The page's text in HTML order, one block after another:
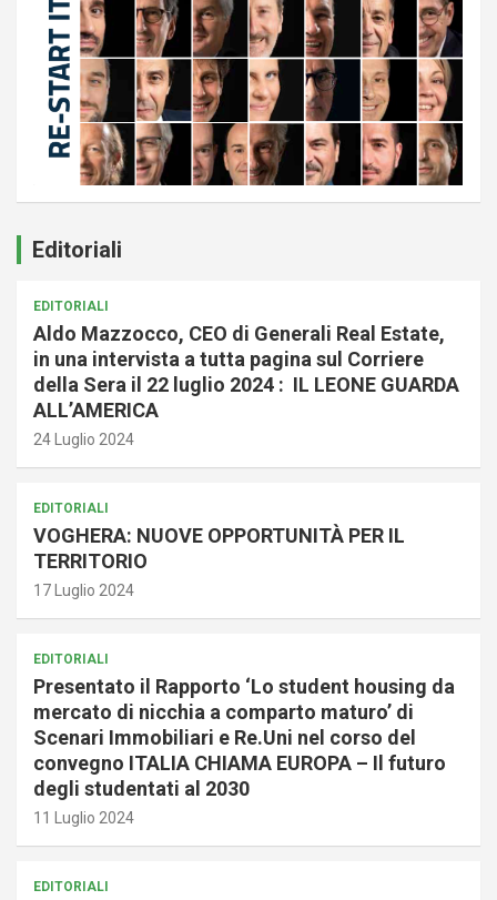
Editoriali
EDITORIALI
Aldo Mazzocco, CEO di Generali Real Estate,
in una intervista a tutta pagina sul Corriere
della Sera il 22 luglio 2024 : IL LEONE GUARDA
ALL’AMERICA
24 Luglio 2024
EDITORIALI
VOGHERA: NUOVE OPPORTUNITÀ PER IL
TERRITORIO
17 Luglio 2024
EDITORIALI
Presentato il Rapporto ‘Lo student housing da
mercato di nicchia a comparto maturo’ di
Scenari Immobiliari e Re.Uni nel corso del
convegno ITALIA CHIAMA EUROPA – Il futuro
degli studentati al 2030
11 Luglio 2024
EDITORIALI